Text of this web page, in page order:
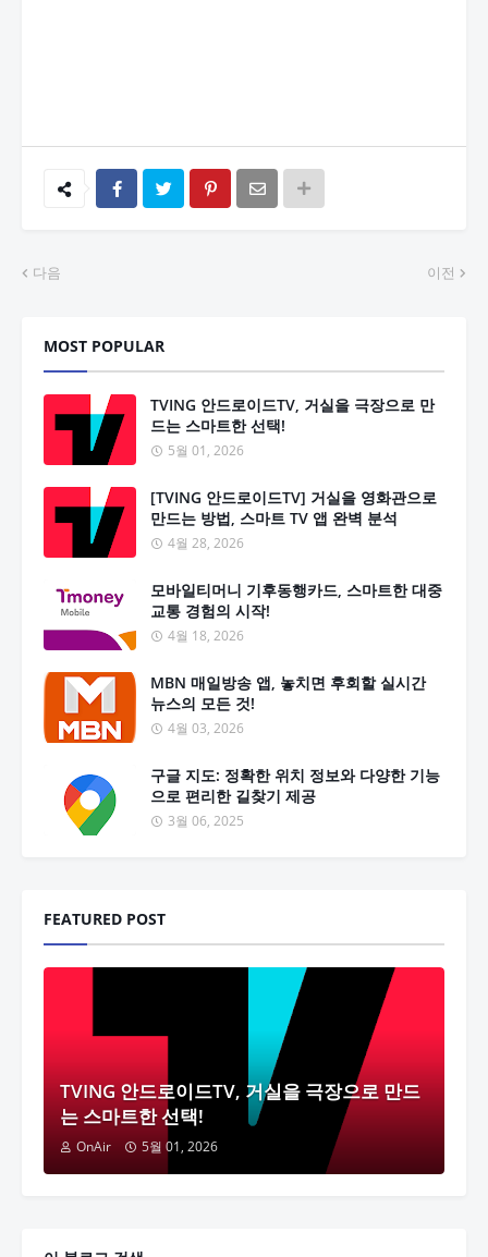
다음 이전
MOST POPULAR
TVING 안드로이드TV, 거실을 극장으로 만
드는 스마트한 선택!
5월 01, 2026
[TVING 안드로이드TV] 거실을 영화관으로
만드는 방법, 스마트 TV 앱 완벽 분석
4월 28, 2026
모바일티머니 기후동행카드, 스마트한 대중
교통 경험의 시작!
4월 18, 2026
MBN 매일방송 앱, 놓치면 후회할 실시간
뉴스의 모든 것!
4월 03, 2026
구글 지도: 정확한 위치 정보와 다양한 기능
으로 편리한 길찾기 제공
3월 06, 2025
FEATURED POST
TVING 안드로이드TV, 거실을 극장으로 만드
는 스마트한 선택!
OnAir 5월 01, 2026